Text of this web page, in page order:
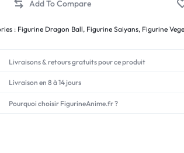
: Figurine Dragon Ball, Figurine Saiyans, Figurine
Livraisons & retours gratuits pour ce produit
Livraison en 8 à 14 jours
Pourquoi choisir FigurineAnime.fr ?